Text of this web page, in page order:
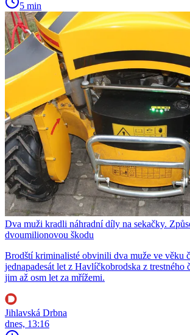
5 min
Dva muži kradli náhradní díly na sekačky.
dvoumilionovou škodu
Brodští kriminalisté obvinili dva muže ve věku
jednapadesát let z Havlíčkobrodska z trestného
jim až osm let za mřížemi.
Jihlavská Drbna
dnes, 13:16